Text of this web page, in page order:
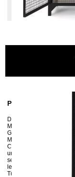
Holzfarbe:
Das funktionale
Mischung aus
Geschirrschrank oder
Möbelstück hinterlässt
CLATRI wird in
und umweltfreundlich
sehr dekorativ und
leicht und luftig wirkt.
Türen rausgenommen